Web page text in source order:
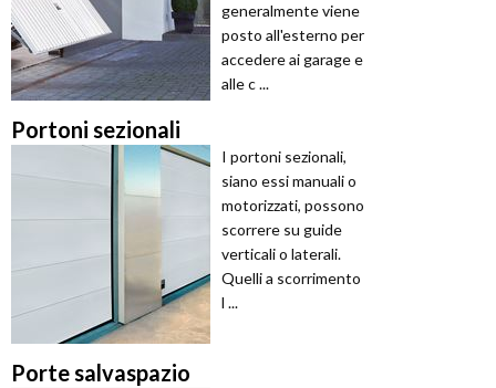
generalmente viene
posto all'esterno per
accedere ai garage e
alle c ...
Portoni sezionali
I portoni sezionali,
siano essi manuali o
motorizzati, possono
scorrere su guide
verticali o laterali.
Quelli a scorrimento
l ...
Porte salvaspazio